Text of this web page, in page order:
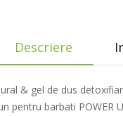
Descriere
& gel de dus
pentru barbati POWER